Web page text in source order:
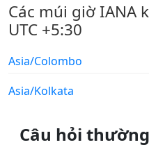
Các múi giờ IANA
UTC +5:30
Asia/Colombo
Asia/Kolkata
Câu hỏi